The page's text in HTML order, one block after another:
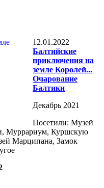
12.01.2022
Балтийские
приключения на
земле Королей...
Очарование
Балтики
Декабрь 2021
Посетили: Музей
Муррариум, Куршскую
Марципана, Замок